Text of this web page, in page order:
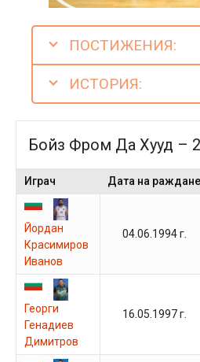
ПОСТИЖЕНИЯ:
ИСТОРИЯ:
Бойз Фром Да Хууд –
Играч Дата на раждане
Йордан
Красимиров
Иванов
04.06.1994 г.
Георги
Генадиев
Димитров
16.05.1997 г.